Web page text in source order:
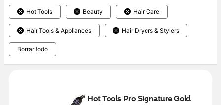
Hot Tools Beauty Hair Care
Hair Tools & Appliances Hair Dryers & Stylers
Borrar todo
Hot Tools Pro Signature Gold